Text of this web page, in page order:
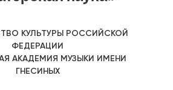
КУЛЬТУРЫ РОССИЙСКОЙ
ФЕДЕРАЦИИ
АКАДЕМИЯ МУЗЫКИ ИМЕНИ
ГНЕСИНЫХ